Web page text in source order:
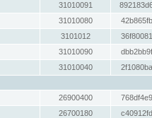
31010091
31010080
3101012
31010090
31010040
26900400
26700180